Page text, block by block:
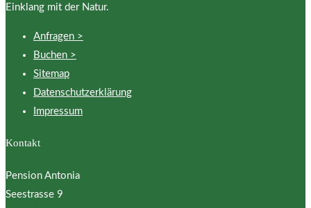
Einklang mit der Natur.
Anfragen >
Buchen >
Sitemap
Datenschutzerklärung
Impressum
Kontakt
Pension Antonia
Seestrasse 9